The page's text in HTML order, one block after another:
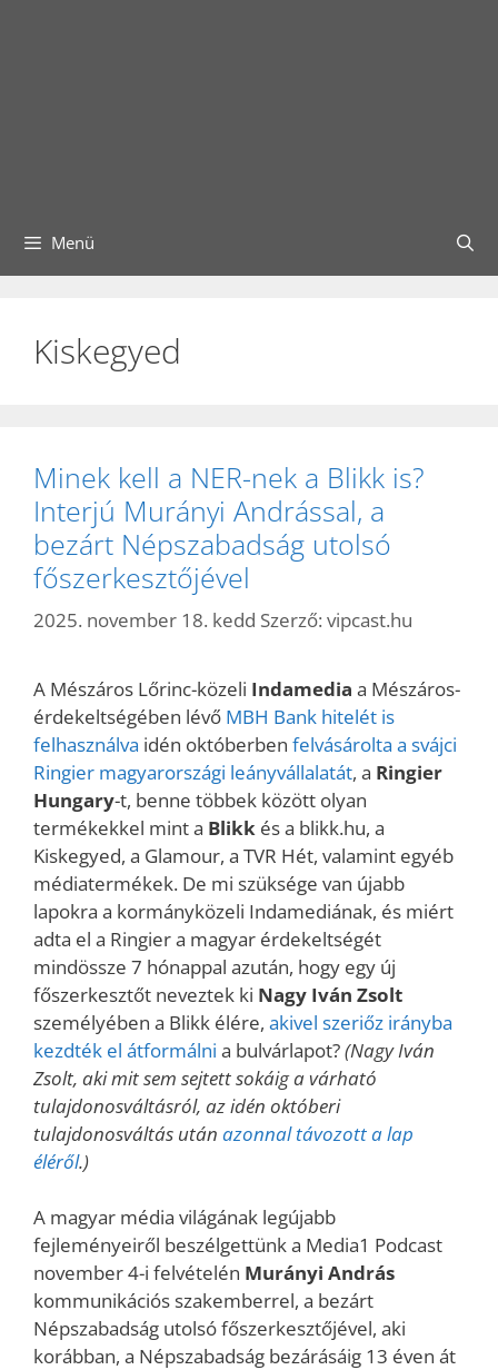
Menü
Kiskegyed
Minek kell a NER-nek a Blikk is?
Interjú Murányi Andrással, a
bezárt Népszabadság utolsó
főszerkesztőjével
2025. november 18. kedd Szerző: vipcast.hu
A Mészáros Lőrinc-közeli Indamedia a Mészáros-
érdekeltségében lévő MBH Bank hitelét is
felhasználva idén októberben felvásárolta a svájci
Ringier magyarországi leányvállalatát, a Ringier
Hungary-t, benne többek között olyan
termékekkel mint a Blikk és a blikk.hu, a
Kiskegyed, a Glamour, a TVR Hét, valamint egyéb
médiatermékek. De mi szüksége van újabb
lapokra a kormányközeli Indamediának, és miért
adta el a Ringier a magyar érdekeltségét
mindössze 7 hónappal azután, hogy egy új
főszerkesztőt neveztek ki Nagy Iván Zsolt
személyében a Blikk élére, akivel szeriőz irányba
kezdték el átformálni a bulvárlapot?(Nagy Iván
Zsolt, aki mit sem sejtett sokáig a várható
tulajdonosváltásról, az idén októberi
tulajdonosváltás után azonnal távozott a lap
éléről.)
A magyar média világának legújabb
fejleményeiről beszélgettünk a Media1 Podcast
november 4-i felvételén Murányi András
kommunikációs szakemberrel, a bezárt
Népszabadság utolsó főszerkesztőjével, aki
korábban, a Népszabadság bezárásáig 13 éven át